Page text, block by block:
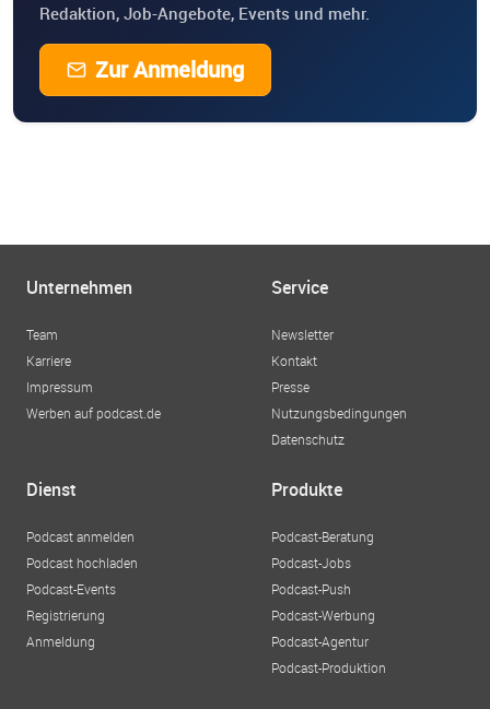
Redaktion, Job-Angebote, Events und mehr.
Zur Anmeldung
Unternehmen
Team
Karriere
Impressum
Werben auf podcast.de
Service
Newsletter
Kontakt
Presse
Nutzungsbedingungen
Datenschutz
Dienst
Podcast anmelden
Podcast hochladen
Podcast-Events
Registrierung
Anmeldung
Produkte
Podcast-Beratung
Podcast-Jobs
Podcast-Push
Podcast-Werbung
Podcast-Agentur
Podcast-Produktion